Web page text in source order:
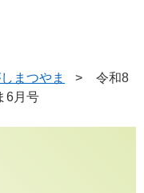
まつやま >
令和8
6月号